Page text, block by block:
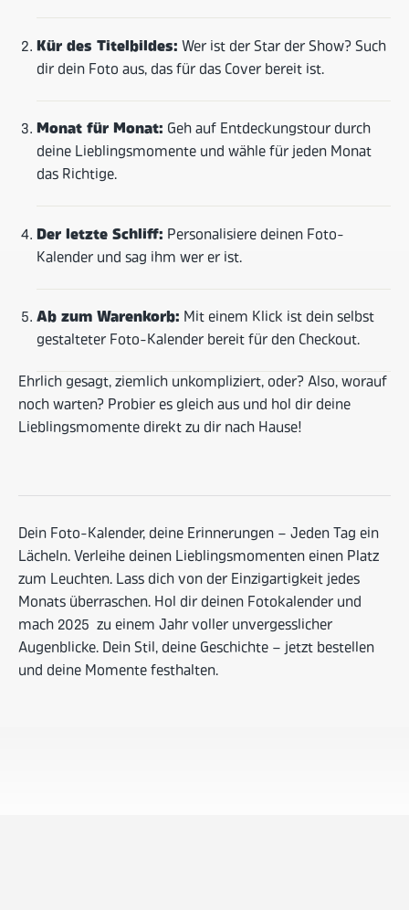
Kür des Titelbildes: Wer ist der Star der Show? Such
dir dein Foto aus, das für das Cover bereit ist.
Monat für Monat: Geh auf Entdeckungstour durch
deine Lieblingsmomente und wähle für jeden Monat
das Richtige.
Der letzte Schliff: Personalisiere deinen Foto-
Kalender und sag ihm wer er ist.
Ab zum Warenkorb: Mit einem Klick ist dein selbst
gestalteter Foto-Kalender bereit für den Checkout.
Ehrlich gesagt, ziemlich unkompliziert, oder? Also, worauf
noch warten? Probier es gleich aus und hol dir deine
Lieblingsmomente direkt zu dir nach Hause!
Dein Foto-Kalender, deine Erinnerungen – Jeden Tag ein
Lächeln. Verleihe deinen Lieblingsmomenten einen Platz
zum Leuchten. Lass dich von der Einzigartigkeit jedes
Monats überraschen. Hol dir deinen Fotokalender und
mach 2025 zu einem Jahr voller unvergesslicher
Augenblicke. Dein Stil, deine Geschichte – jetzt bestellen
und deine Momente festhalten.